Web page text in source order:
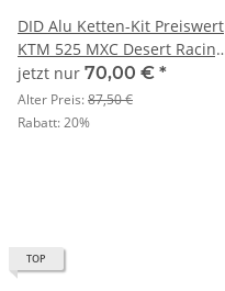
DID Alu Ketten-Kit Preiswert
KTM 525 MXC Desert Racing
Bj. 03-04
jetzt nur 70,00 € *
Alter Preis:87,50 €
Rabatt:20%
TOP